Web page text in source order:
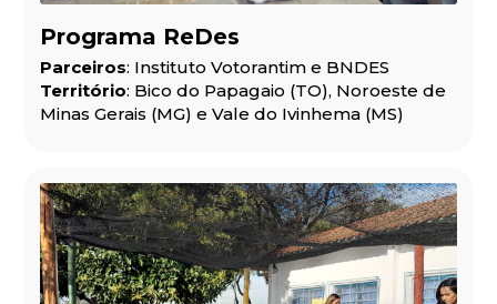
Programa ReDes
Parceiros: Instituto Votorantim e BNDES
Território: Bico do Papagaio (TO), Noroeste de
Minas Gerais (MG) e Vale do Ivinhema (MS)